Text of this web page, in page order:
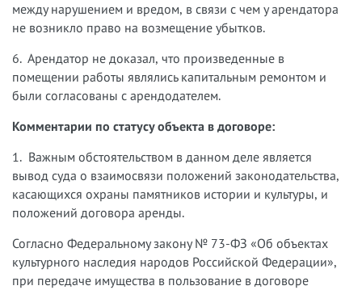
между нарушением и вредом, в связи с чем у арендатора
не возникло право на возмещение убытков.
6. Арендатор не доказал, что произведенные в
помещении работы являлись капитальным ремонтом и
были согласованы с арендодателем.
Комментарии по статусу объекта в договоре:
1. Важным обстоятельством в данном деле является
вывод суда о взаимосвязи положений законодательства,
касающихся охраны памятников истории и культуры, и
положений договора аренды.
Согласно Федеральному закону № 73-ФЗ «Об объектах
культурного наследия народов Российской Федерации»,
при передаче имущества в пользование в договоре